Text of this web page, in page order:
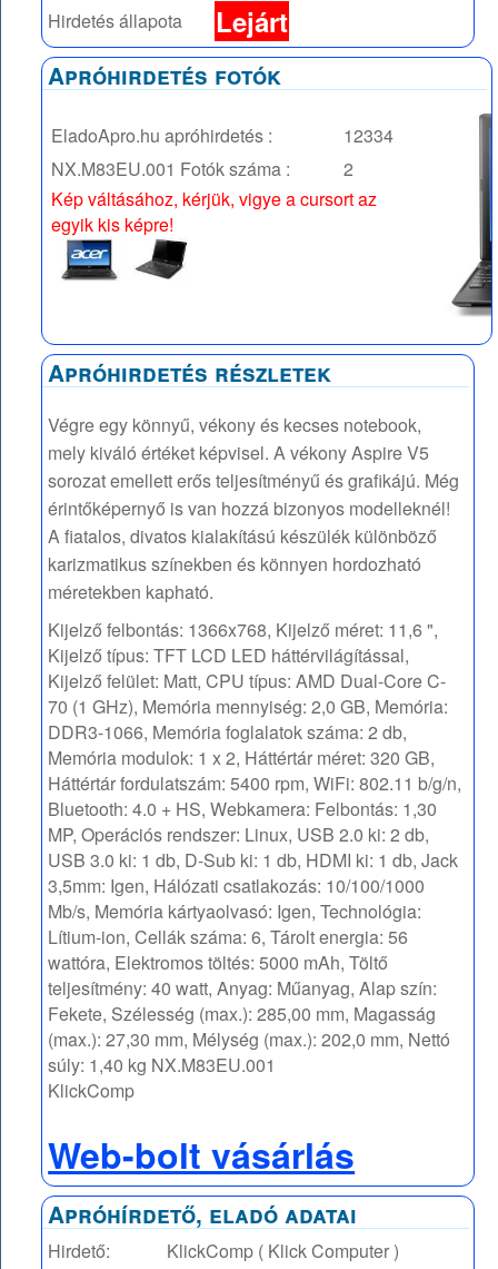
Hirdetés állapota
Lejárt
Apróhirdetés fotók
EladoApro.hu apróhirdetés :
12334
NX.M83EU.001 Fotók száma :
2
Kép váltásához, kérjük, vigye a cursort az
egyik kis képre!
Apróhirdetés részletek
Végre egy könnyű, vékony és kecses notebook,
mely kiváló értéket képvisel. A vékony Aspire V5
sorozat emellett erős teljesítményű és grafikájú. Még
érintőképernyő is van hozzá bizonyos modelleknél!
A fiatalos, divatos kialakítású készülék különböző
karizmatikus színekben és könnyen hordozható
méretekben kapható.
Kijelző felbontás: 1366x768, Kijelző méret: 11,6 ",
Kijelző típus: TFT LCD LED háttérvilágítással,
Kijelző felület: Matt, CPU típus: AMD Dual-Core C-
70 (1 GHz), Memória mennyiség: 2,0 GB, Memória:
DDR3-1066, Memória foglalatok száma: 2 db,
Memória modulok: 1 x 2, Háttértár méret: 320 GB,
Háttértár fordulatszám: 5400 rpm, WiFi: 802.11 b/g/n,
Bluetooth: 4.0 + HS, Webkamera: Felbontás: 1,30
MP, Operációs rendszer: Linux, USB 2.0 ki: 2 db,
USB 3.0 ki: 1 db, D-Sub ki: 1 db, HDMI ki: 1 db, Jack
3,5mm: Igen, Hálózati csatlakozás: 10/100/1000
Mb/s, Memória kártyaolvasó: Igen, Technológia:
Lítium-ion, Cellák száma: 6, Tárolt energia: 56
wattóra, Elektromos töltés: 5000 mAh, Töltő
teljesítmény: 40 watt, Anyag: Műanyag, Alap szín:
Fekete, Szélesség (max.): 285,00 mm, Magasság
(max.): 27,30 mm, Mélység (max.): 202,0 mm, Nettó
súly: 1,40 kg NX.M83EU.001
KlickComp
Web-bolt vásárlás
Apróhírdető, eladó adatai
Hirdető:
KlickComp ( Klick Computer )